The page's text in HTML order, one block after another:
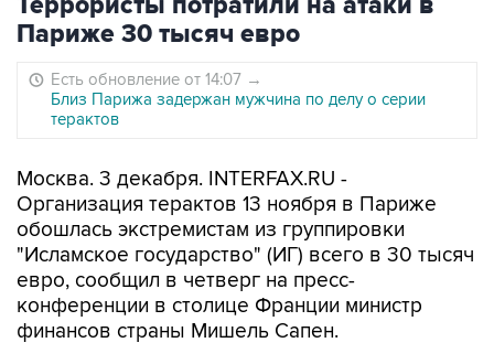
Париже 30 тысяч евро
Есть обновление от 14:07 →
Близ Парижа задержан мужчина по делу о серии
терактов
Москва. 3 декабря. INTERFAX.RU -
Организация терактов 13 ноября в Париже
обошлась экстремистам из группировки
"Исламское государство" (ИГ) всего в 30 тысяч
евро, сообщил в четверг на пресс-
конференции в столице Франции министр
финансов страны Мишель Сапен.